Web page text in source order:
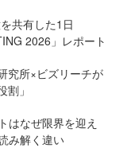
共有した1日
2026」レポート
究所×ビズリーチが
」
はなぜ限界を迎え
み解く違い